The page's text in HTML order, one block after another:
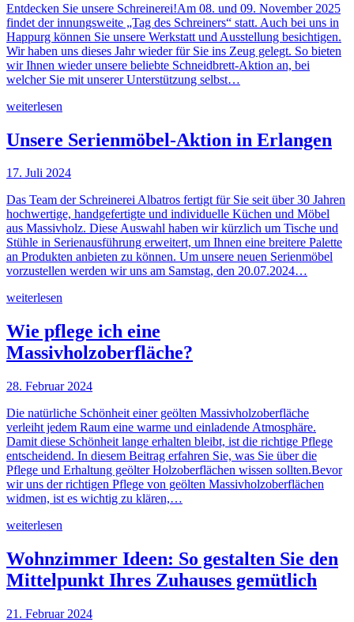
Entdecken Sie unsere Schreinerei!Am 08. und 09. November 2025
findet der innungsweite „Tag des Schreiners“ statt. Auch bei uns in
Happurg können Sie unsere Werkstatt und Ausstellung besichtigen.
Wir haben uns dieses Jahr wieder für Sie ins Zeug gelegt. So bieten
wir Ihnen wieder unsere beliebte Schneidbrett-Aktion an, bei
welcher Sie mit unserer Unterstützung selbst…
weiterlesen
Unsere Serienmöbel-Aktion in Erlangen
17. Juli 2024
Das Team der Schreinerei Albatros fertigt für Sie seit über 30 Jahren
hochwertige, handgefertigte und individuelle Küchen und Möbel
aus Massivholz. Diese Auswahl haben wir kürzlich um Tische und
Stühle in Serienausführung erweitert, um Ihnen eine breitere Palette
an Produkten anbieten zu können. Um unsere neuen Serienmöbel
vorzustellen werden wir uns am Samstag, den 20.07.2024…
weiterlesen
Wie pflege ich eine
Massivholzoberfläche?
28. Februar 2024
Die natürliche Schönheit einer geölten Massivholzoberfläche
verleiht jedem Raum eine warme und einladende Atmosphäre.
Damit diese Schönheit lange erhalten bleibt, ist die richtige Pflege
entscheidend. In diesem Beitrag erfahren Sie, was Sie über die
Pflege und Erhaltung geölter Holzoberflächen wissen sollten.Bevor
wir uns der richtigen Pflege von geölten Massivholzoberflächen
widmen, ist es wichtig zu klären,…
weiterlesen
Wohnzimmer Ideen: So gestalten Sie den
Mittelpunkt Ihres Zuhauses gemütlich
21. Februar 2024